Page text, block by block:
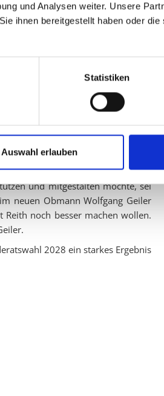
und Analysen weiter. Unsere
ihnen bereitgestellt haben oder
Statistiken
Auswahl erlauben
zeigte sich sehr zufrieden mit der
und dankbar, dass in Reith nun
Geiler ist der richtige Mann zur
Engagement für die Menschen in
kraftvoll vertreten. Ich wünsche
Aufbau der Ortsgruppe und
eine bürgernahe, mutige und
vor Ort ernst nimmt und sich
und mitgestalten möchte, sei
neuen Obmann Wolfgang Geiler
Reith noch besser machen wollen.
2028 ein starkes Ergebnis